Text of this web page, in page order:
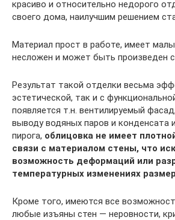
красиво и относительно недорого
своего дома, наилучшим решением
Материал прост в работе, имеет
несложен и может быть произведен
Результат такой отделки весьма
эстетической, так и с
появляется т.н. вентилируемый
выводу водяных паров и конденсата
пирога, облицовка не имеет
связи с материалом стены, что
возможность деформаций или
температурных изменениях
Кроме того, имеются все
любые изъяны стен — неровности,